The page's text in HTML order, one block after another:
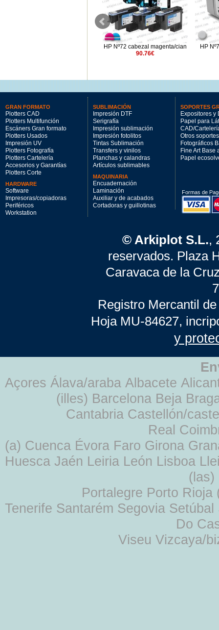
HP Nº72 cabezal magenta/cian
90.76€
HP
GRAN FORMATO
Plotters CAD
Plotters Multifunción
Escáners Gran formato
Plotters Usados
Impresión UV
Plotters Fotografía
Plotters Cartelería
Accesorios y Garantías
Plotters Corte
HARDWARE
Software
Impresoras/copiadoras
Periféricos
Workstation
SUBLIMACIÓN
Impresión DTF
Serigrafía
Impresión sublimación
Impresión fotolitos
Tintas Sublimación
Transfers y vinilos
Planchas y calandras
Artículos sublimables
MAQUINARIA
Encuadernación
Laminación
Auxiliar y de acabados
Cortadoras y guillotinas
SOPORTES
Expositores y
Papel para
CAD/
Otros soportes
Fotográficos
Fine Art Base
Papel
Formas de
© Arkiplot S.L.,
reservados. Plaza
Caravaca de la
Registro Mercantil
Hoja MU-84627,
y
Açores Álava/araba Albacete
(illes) Barcelona Beja
Cantabria Castellón/
Real
(a) Cuenca Évora Faro Girona
Huesca Jaén Leiria León Lisboa
Portalegre Porto
Tenerife Santarém Segovia
Do
Viseu Vizcaya/